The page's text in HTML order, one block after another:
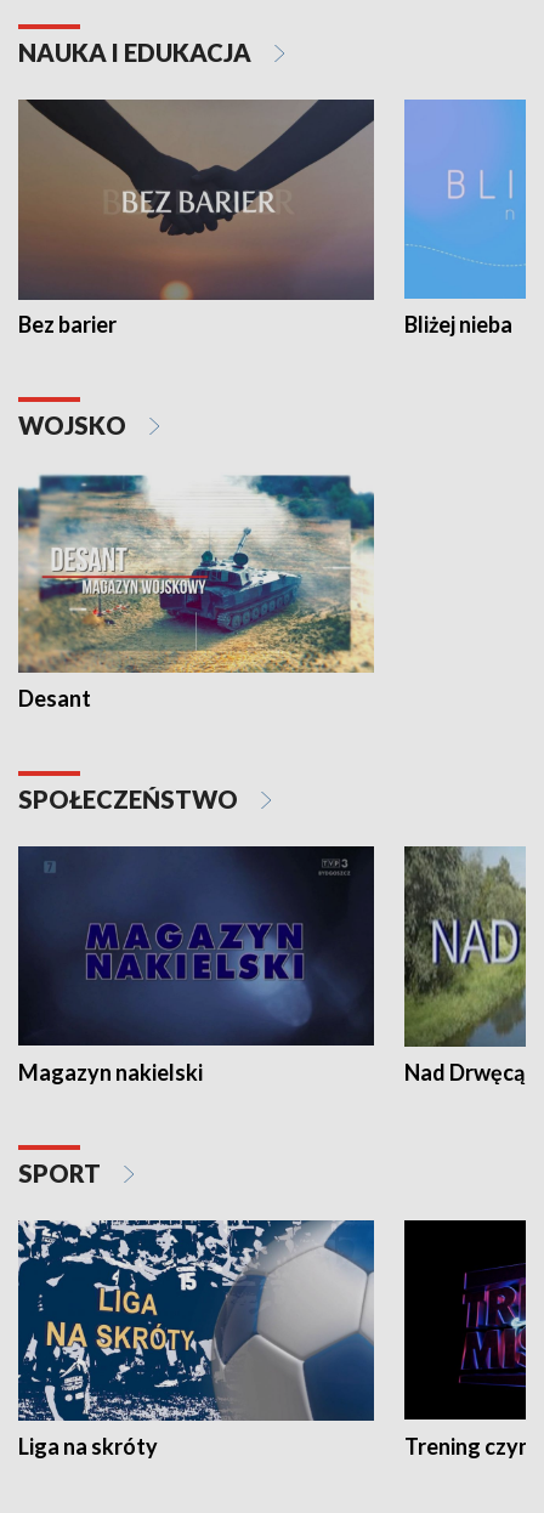
NAUKA I EDUKACJA
Bez barier Bliżej nieba
WOJSKO
Desant
SPOŁECZEŃSTWO
Magazyn nakielski Nad Drwęcą
SPORT
Liga na skróty Trening czyni